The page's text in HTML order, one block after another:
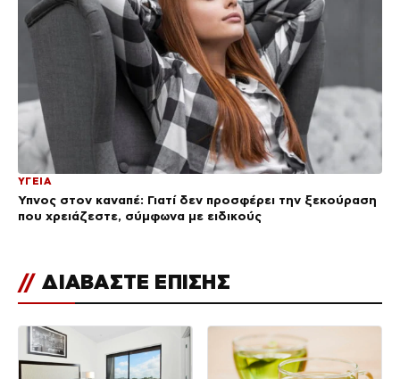
ΥΓΕΙΑ
Ύπνος στον καναπέ: Γιατί δεν προσφέρει την ξεκούραση
που χρειάζεστε, σύμφωνα με ειδικούς
// ΔΙΑΒΑΣΤΕ ΕΠΙΣΗΣ